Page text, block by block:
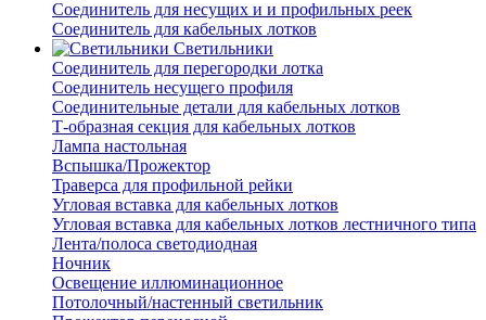
Соединитель для несущих и и профильных реек
Соединитель для кабельных лотков
Светильники
Соединитель для перегородки лотка
Соединитель несущего профиля
Соединительные детали для кабельных лотков
Т-образная секция для кабельных лотков
Лампа настольная
Вспышка/Прожектор
Траверса для профильной рейки
Угловая вставка для кабельных лотков
Угловая вставка для кабельных лотков лестничного типа
Лента/полоса светодиодная
Ночник
Освещение иллюминационное
Потолочный/настенный светильник